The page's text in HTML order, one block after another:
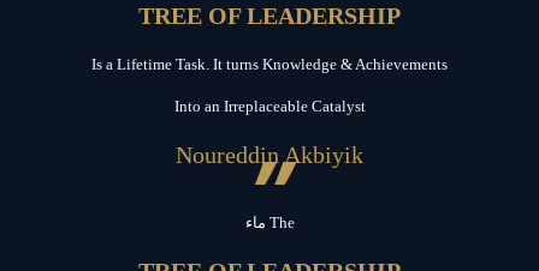
TREE OF LEADERSHIP
Is a Lifetime Task. It turns Knowledge & Achievements
Into an Irreplaceable Catalyst
Noureddin Akbiyik
”
ماء The